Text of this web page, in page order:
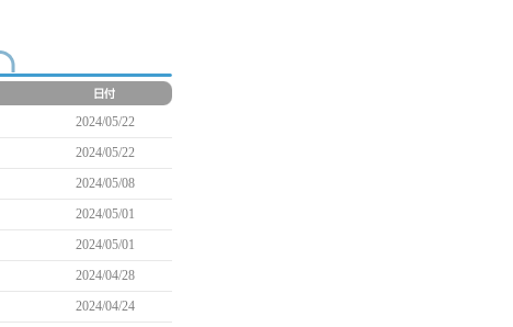
2024/05/22
2024/05/22
2024/05/08
2024/05/01
2024/05/01
2024/04/28
2024/04/24